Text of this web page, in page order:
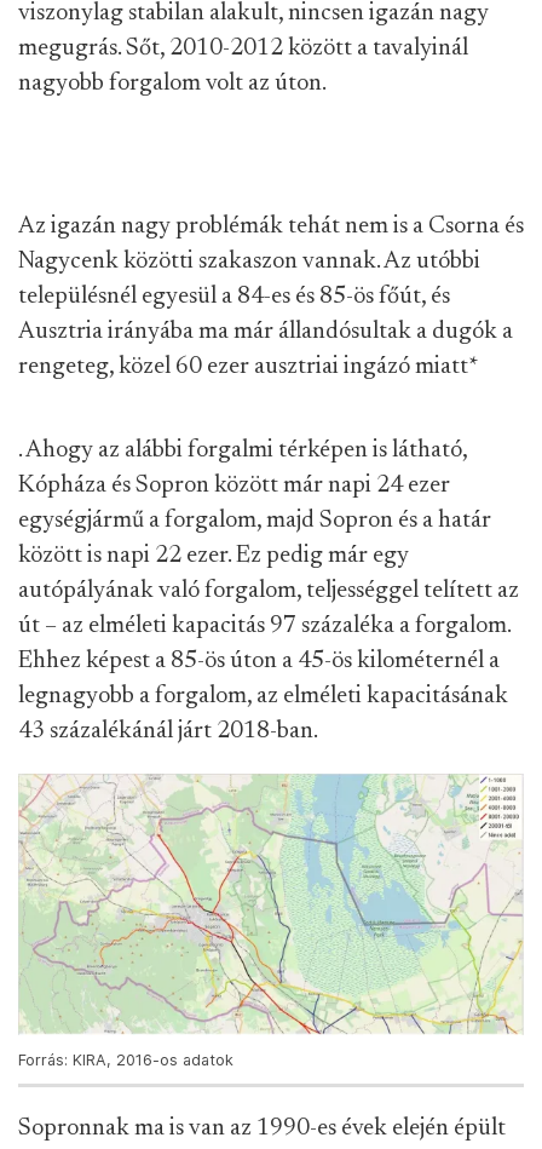
viszonylag stabilan alakult, nincsen igazán nagy
megugrás. Sőt, 2010-2012 között a tavalyinál
nagyobb forgalom volt az úton.
Az igazán nagy problémák tehát nem is a Csorna és
Nagycenk közötti szakaszon vannak. Az utóbbi
településnél egyesül a 84-es és 85-ös főút, és
Ausztria irányába ma már állandósultak a dugók a
rengeteg, közel 60 ezer ausztriai ingázó miatt*
. Ahogy az alábbi forgalmi térképen is látható,
Kópháza és Sopron között már napi 24 ezer
egységjármű a forgalom, majd Sopron és a határ
között is napi 22 ezer. Ez pedig már egy
autópályának való forgalom, teljességgel telített az
út – az elméleti kapacitás 97 százaléka a forgalom.
Ehhez képest a 85-ös úton a 45-ös kilométernél a
legnagyobb a forgalom, az elméleti kapacitásának
43 százalékánál járt 2018-ban.
Forrás: KIRA, 2016-os adatok
Sopronnak ma is van az 1990-es évek elején épült